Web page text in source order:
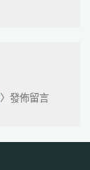
〉發佈留言